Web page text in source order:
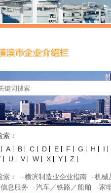
：
A B C D E F G H
I
U V W X Y Z
： · 横滨制造业企业指南 · 机械
息服务 · 汽车／铁路／船舶 · 家